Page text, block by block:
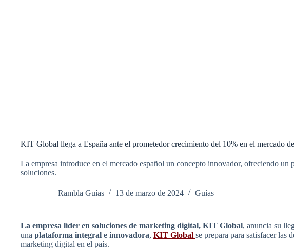
KIT Global llega a España ante el prometedor crecimiento del 10% en el mercado
La empresa introduce en el mercado español un concepto innovador, ofreciendo
soluciones.
Rambla Guías 13 de marzo de 2024 Guías
La empresa líder en soluciones de marketing digital, KIT Global, anuncia su
una plataforma integral e innovadora, KIT Global se prepara para satisfacer las
marketing digital en el país.